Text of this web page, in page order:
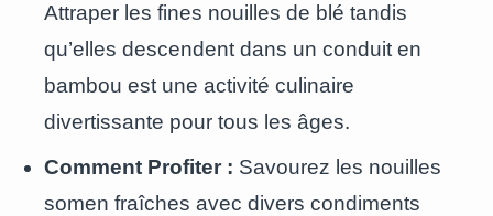
Attraper les fines nouilles de blé tandis
qu’elles descendent dans un conduit en
bambou est une activité culinaire
divertissante pour tous les âges.
Comment Profiter : Savourez les nouilles
somen fraîches avec divers condiments